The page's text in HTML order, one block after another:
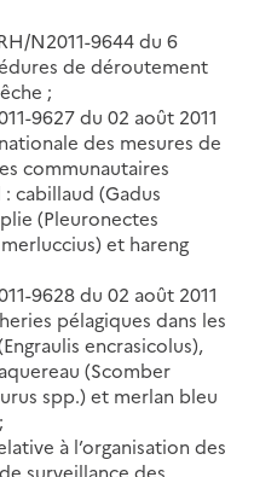
N2011-9644 du 6
de déroutement
;
9627 du 02 août 2011
des mesures de
communautaires
cabillaud (Gadus
(Pleuronectes
et hareng
9628 du 02 août 2011
pélagiques dans les
encrasicolus),
(Scomber
spp.) et merlan bleu
à l’organisation des
surveillance des